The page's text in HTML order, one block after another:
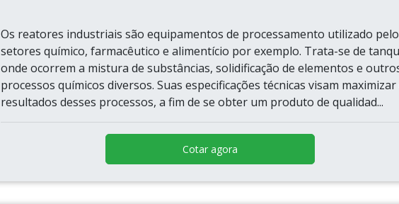
Os reatores industriais são equipamentos de processamento utilizado
setores químico, farmacêutico e alimentício por exemplo. Trata-se de
onde ocorrem a mistura de substâncias, solidificação de elementos e
processos químicos diversos. Suas especificações técnicas visam maximizar
resultados desses processos, a fim de se obter um produto de qualidad...
Cotar agora